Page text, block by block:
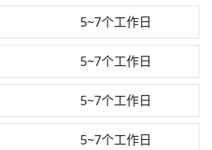
5~7个工作日
5~7个工作日
5~7个工作日
5~7个工作日